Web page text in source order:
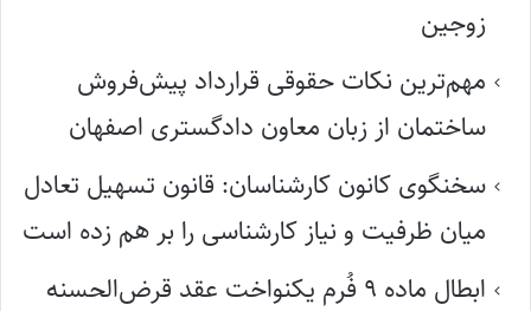
زوجین
مهم‌ترین نکات حقوقی قرارداد پیش‌فروش
ساختمان از زبان معاون دادگستری اصفهان
سخنگوی کانون کارشناسان: قانون تسهیل تعادل
میان ظرفیت و نیاز کارشناسی را بر هم زده است
ابطال ماده ۹ فُرم یکنواخت عقد قرض‌الحسنه